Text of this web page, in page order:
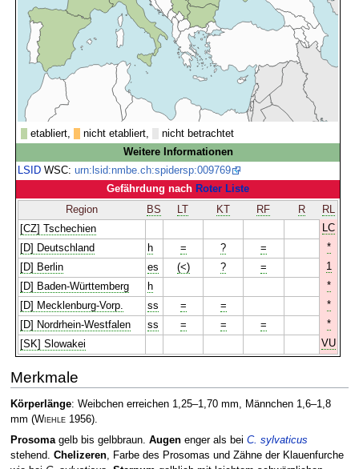
etabliert, nicht etabliert,
nicht betrachtet
Weitere Informationen
LSID WSC:urn:lsid:nmbe.ch:spidersp:009769
Gefährdung nach Roter Liste
Region
BS LT KT RF R
RL
[CZ] Tschechien
LC
[D] Deutschland
h = ? =
*
[D] Berlin
es (<) ? =
1
[D] Baden-Württemberg
h
*
[D] Mecklenburg-Vorp.
ss = =
*
[D] Nordrhein-Westfalen
ss = = =
*
[SK] Slowakei
VU
Merkmale
Körperlänge: Weibchen erreichen 1,25–1,70 mm, Männchen 1,6–1,8
mm (Wiehle1956).
Prosomagelb bis gelbbraun. Augenenger als bei C. sylvaticus
stehend. Chelizeren, Farbe des Prosomas und Zähne der Klauenfurche